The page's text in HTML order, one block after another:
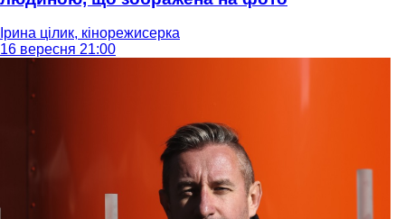
Ірина цілик, кінорежисерка
16 вересня 21:00